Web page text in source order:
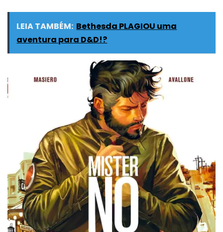
LEIA TAMBÉM: Bethesda PLAGIOU uma
aventura para D&D!?